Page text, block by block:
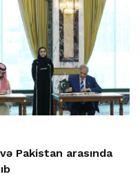
Pakistan arasında